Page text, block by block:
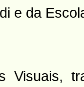
e da
Visuais,